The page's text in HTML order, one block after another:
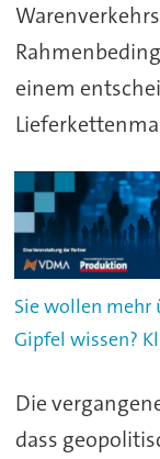
einem
Sie wollen mehr
Gipfel wissen?
Die
dass